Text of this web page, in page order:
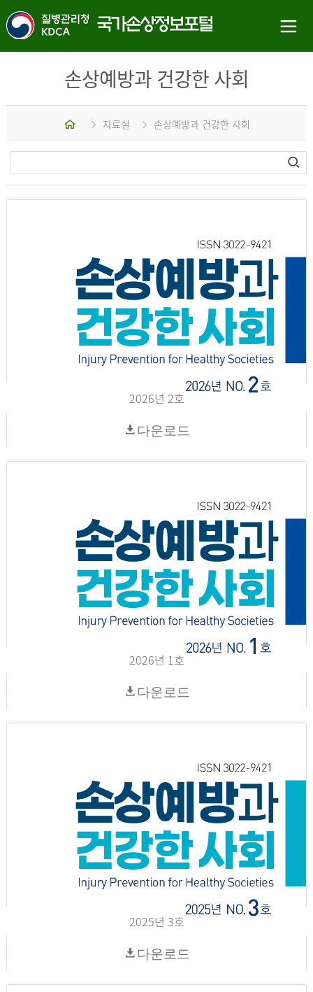
손상예방과 건강한 사회
홈 자료실 손상예방과 건강한 사회
2026년 2호
다운로드
2026년 1호
다운로드
2025년 3호
다운로드